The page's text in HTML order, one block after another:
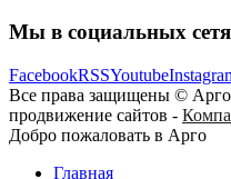
Мы в социальных
FacebookRSSYoutube
Все права защищены ©
продвижение сайтов -
Добро пожаловать в Арго
Главная